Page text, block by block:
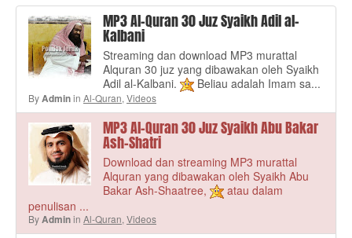
MP3 Al-Quran 30 Juz Syaikh Adil al-
Kalbani
Streaming dan download MP3 murattal
Alquran 30 juz yang dibawakan oleh Syaikh
Adil al-Kalbani.
Beliau adalah Imam sa...
ByAdminin Al-Quran, Videos
MP3 Al-Quran 30 Juz Syaikh Abu Bakar
Ash-Shatri
Download dan streaming MP3 murattal
Alquran yang dibawakan oleh Syaikh Abu
Bakar Ash-Shaatree,
atau dalam
penulisan ...
ByAdminin Al-Quran, Videos